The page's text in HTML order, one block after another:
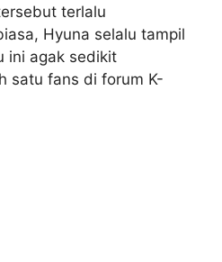
terlalu
Hyuna selalu tampil
ini agak sedikit
satu fans di forum K-